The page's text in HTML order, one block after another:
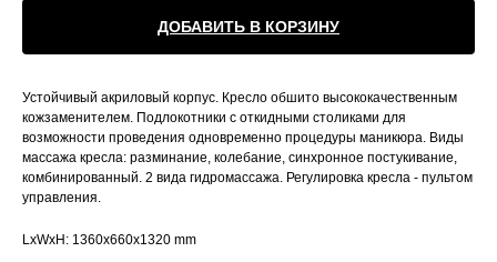
ДОБАВИТЬ В КОРЗИНУ
Устойчивый акриловый корпус. Кресло обшито высококачественным
кожзаменителем. Подлокотники с откидными столиками для
возможности проведения одновременно процедуры маникюра. Виды
массажа кресла: разминание, колебание, синхронное постукивание,
комбинированный. 2 вида гидромассажа. Регулировка кресла - пультом
управления.
LxWxH: 1360x660x1320 mm